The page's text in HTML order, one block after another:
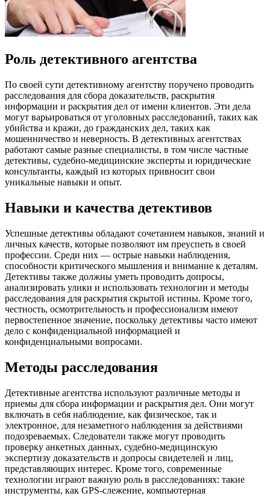
Роль детективного агентства
По своей сути детективному агентству поручено проводить
расследования для сбора доказательств, раскрытия
информации и раскрытия дел от имени клиентов. Эти дела
могут варьироваться от уголовных расследований, таких как
убийства и кражи, до гражданских дел, таких как
мошенничество и неверность. В детективных агентствах
работают самые разные специалисты, в том числе частные
детективы, судебно-медицинские эксперты и юридические
консультанты, каждый из которых привносит свои
уникальные навыки и опыт.
Навыки и качества детективов
Успешные детективы обладают сочетанием навыков, знаний и
личных качеств, которые позволяют им преуспеть в своей
профессии. Среди них — острые навыки наблюдения,
способности критического мышления и внимание к деталям.
Детективы также должны уметь проводить допросы,
анализировать улики и использовать технологии и методы
расследования для раскрытия скрытой истины. Кроме того,
честность, осмотрительность и профессионализм имеют
первостепенное значение, поскольку детективы часто имеют
дело с конфиденциальной информацией и
конфиденциальными вопросами.
Методы расследования
Детективные агентства используют различные методы и
приемы для сбора информации и раскрытия дел. Они могут
включать в себя наблюдение, как физическое, так и
электронное, для незаметного наблюдения за действиями
подозреваемых. Следователи также могут проводить
проверку анкетных данных, судебно-медицинскую
экспертизу доказательств и допросы свидетелей и лиц,
представляющих интерес. Кроме того, современные
технологии играют важную роль в расследованиях: такие
инструменты, как GPS-слежение, компьютерная